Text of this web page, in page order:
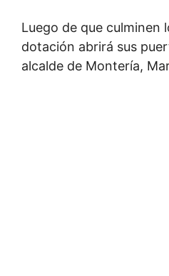
Luego de que culminen
dotación abrirá sus
alcalde de Montería,